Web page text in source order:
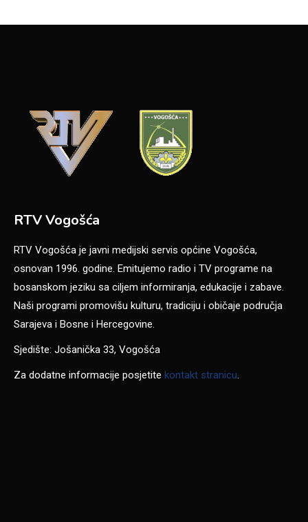
RTV Vogošća
RTV Vogošća je javni medijski servis općine Vogošća,
osnovan 1996. godine. Emitujemo radio i TV programe na
bosanskom jeziku sa ciljem informiranja, edukacije i zabave.
Naši programi promovišu kulturu, tradiciju i običaje područja
Sarajeva i Bosne i Hercegovine.
Sjedište: Jošanička 33, Vogošća
Za dodatne informacije posjetite kontakt stranicu.